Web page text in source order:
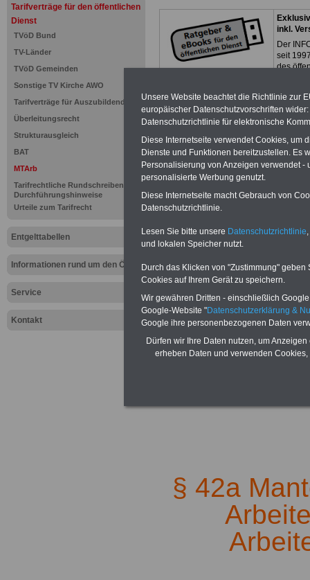
Tarifverträge für den öffentlichen
Dienst
TVöD Bund
TV-Länder
TVöD Gemeinden
Sonstige TV Kirche AWO
Tarifverträge für Auszubildende
Überleitungsrecht
Strukturausgleich
BAT
MTArb
Tarifrechtliche Rundschreiben und
Durchführungshinweise
Urteile zum Tarifrecht
Entgelttabellen
Informationen rund um den ÖD
Service
Kontakt
inkl.
Der
seit
des
(32 GB)
auf
Unsere Link-
I
§ 42a
Unsere Website beachtet die Richtlinie zur
europäischer Datenschutzvorschriften
Datenschutzrichtlinie für elektronische
Diese Internetseite verwendet Cookies, um
Dienste und Funktionen bereitzustellen. Es
Personalisierung von Anzeigen verwendet
personalisierte Werbung genutzt.
Diese Internetseite macht Gebrauch von
Datenschutzrichtlinie.
Lesen Sie bitte unsere Datenschutzrichtlinie
und lokalen Speicher nutzt.
Durch das Klicken von "Zustimmung"
Cookies auf Ihrem Gerät zu speichern.
Wir gewähren Dritten - einschließlich
Google-Website "Datenschutzerklärung &
Google ihre personenbezogenen Daten
Dürfen wir Ihre Daten nutzen, um
erheben Daten und verwenden